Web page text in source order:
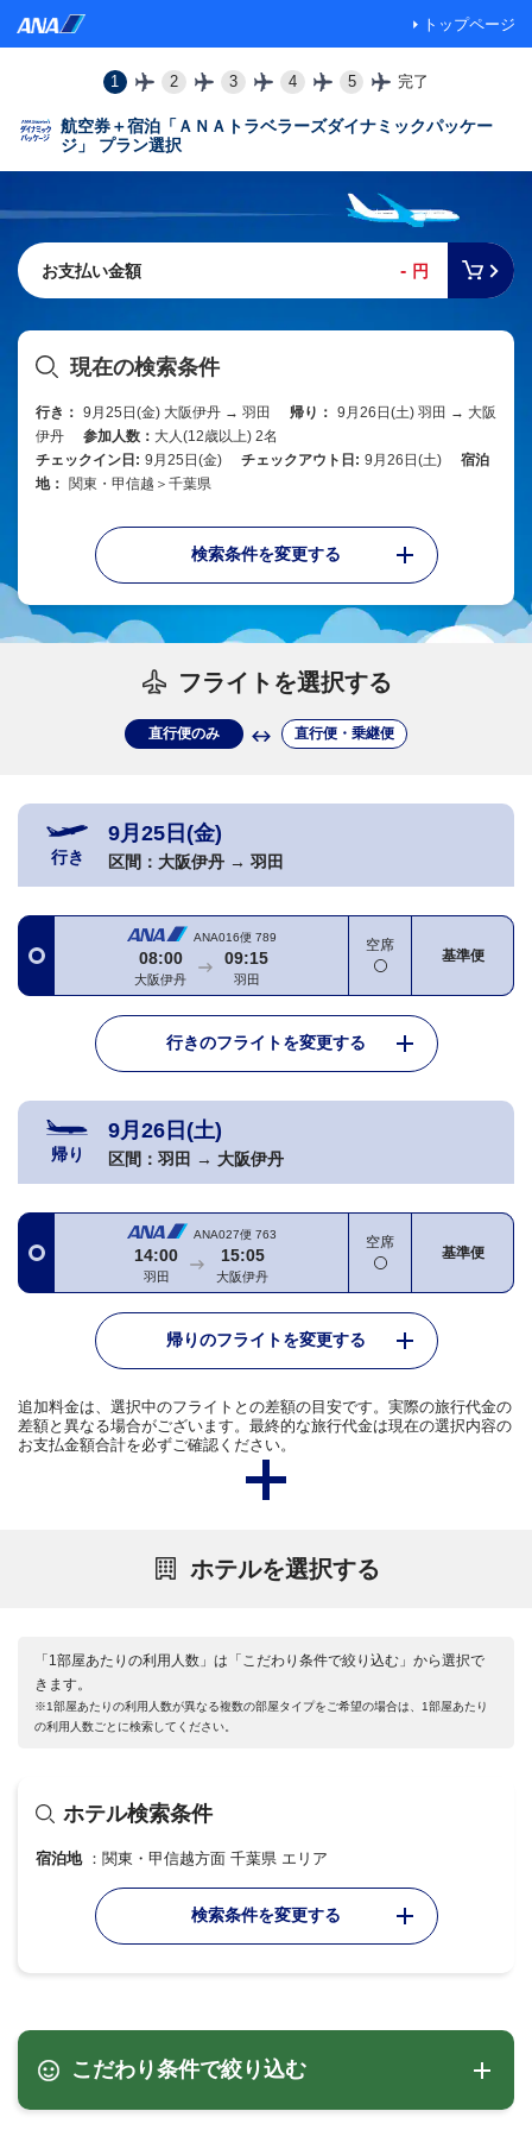
トップページ
1 2 3 4 5 完了
航空券＋宿泊「ＡＮＡトラベラーズダイナミックパッケー
ジ」 プラン選択
お支払い金額 - 円
現在の検索条件
行き： 9月25日(金) 大阪伊丹 → 羽田 帰り： 9月26日(土) 羽田 → 大阪
伊丹
参加人数： 大人(12歳以上) 2名
チェックイン日: 9月25日(金) チェックアウト日: 9月26日(土)
宿泊
地：
関東・甲信越＞千葉県
検索条件を変更する
フライトを選択する
直行便のみ 直行便・乗継便
行き
9月25日(金)
区間： 大阪伊丹 → 羽田
ANA016便 789
08:00
大阪伊丹
09:15
羽田
空席
基準便
行きのフライトを変更する
帰り
9月26日(土)
区間： 羽田 → 大阪伊丹
ANA027便 763
14:00
羽田
15:05
大阪伊丹
空席
基準便
帰りのフライトを変更する
追加料金は、選択中のフライトとの差額の目安です。実際の旅行代金の
差額と異なる場合がございます。最終的な旅行代金は現在の選択内容の
お支払金額合計を必ずご確認ください。
ホテルを選択する
「1部屋あたりの利用人数」は「こだわり条件で絞り込む」から選択で
きます。
※1部屋あたりの利用人数が異なる複数の部屋タイプをご希望の場合は、1部屋あたり
の利用人数ごとに検索してください。
ホテル検索条件
宿泊地 関東・甲信越方面 千葉県 エリア
検索条件を変更する
こだわり条件で絞り込む